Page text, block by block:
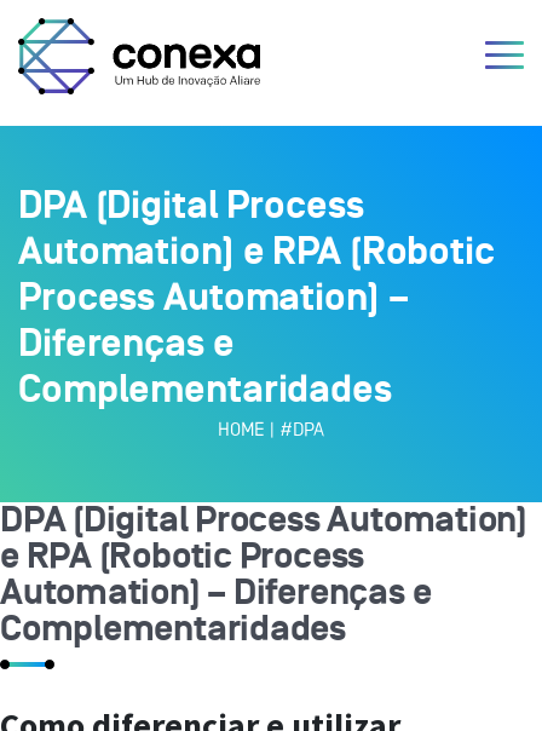
DPA (Digital Process
Automation) e RPA (Robotic
Process Automation) –
Diferenças e
Complementaridades
HOME | #DPA
DPA (Digital Process Automation)
e RPA (Robotic Process
Automation) – Diferenças e
Complementaridades